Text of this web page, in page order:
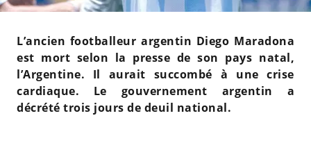
L’ancien footballeur argentin Diego Maradona
est mort selon la presse de son pays natal,
l’Argentine. Il aurait succombé à une crise
cardiaque. Le gouvernement argentin a
décrété trois jours de deuil national.